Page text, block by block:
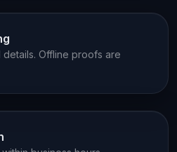
Offline proofs are